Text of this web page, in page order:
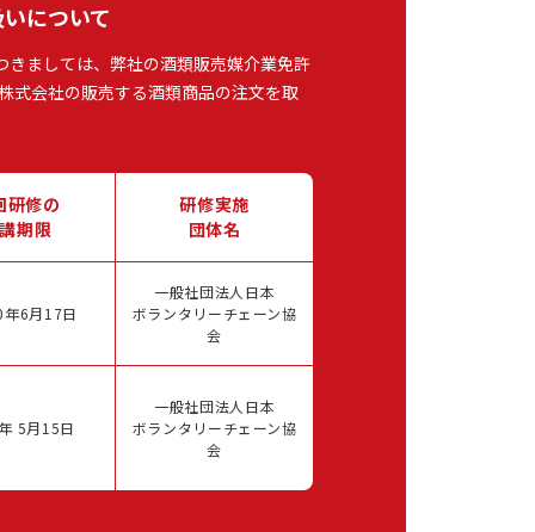
について
ましては、弊社の酒類販売媒介業免許
式会社の販売する酒類商品の注文を取
研修の
期限
研修実施
団体名
6月17日
一般社団法人日本
ボランタリーチェーン協
会
5月15日
一般社団法人日本
ボランタリーチェーン協
会